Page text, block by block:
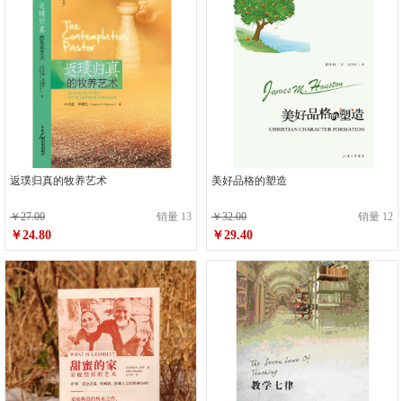
返璞归真的牧养艺术
￥27.00 销量 13
￥24.80
美好品格的塑造
￥32.00 销量 12
￥29.40